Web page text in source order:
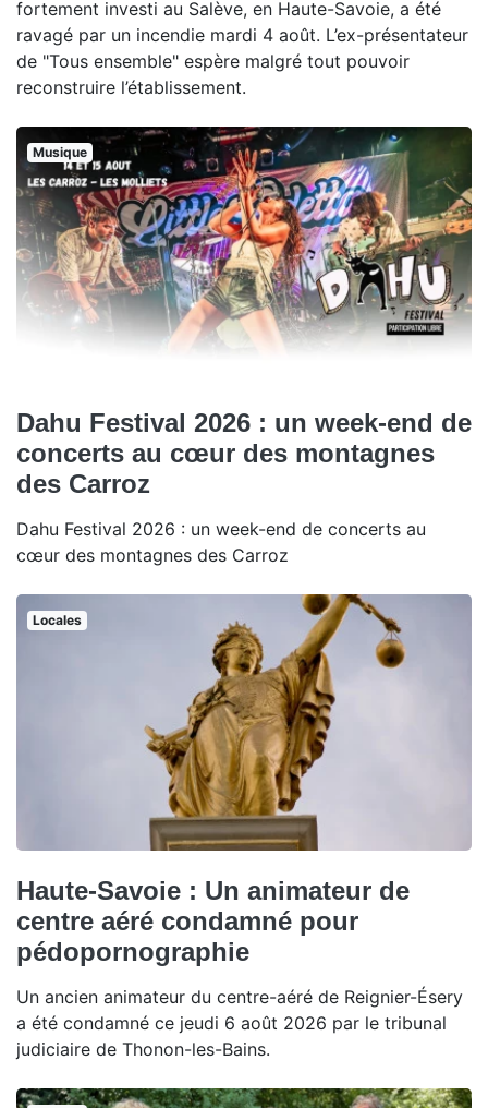
fortement investi au Salève, en Haute-Savoie, a été
ravagé par un incendie mardi 4 août. L’ex-présentateur
de "Tous ensemble" espère malgré tout pouvoir
reconstruire l’établissement.
Musique
Dahu Festival 2026 : un week-end de
concerts au cœur des montagnes
des Carroz
Dahu Festival 2026 : un week-end de concerts au
cœur des montagnes des Carroz
Locales
Haute-Savoie : Un animateur de
centre aéré condamné pour
pédopornographie
Un ancien animateur du centre-aéré de Reignier-Ésery
a été condamné ce jeudi 6 août 2026 par le tribunal
judiciaire de Thonon-les-Bains.